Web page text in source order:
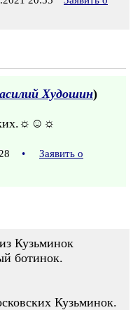
Худошин)
•
Заявить о
Кузьминок
ботинок.
Кузьминок.